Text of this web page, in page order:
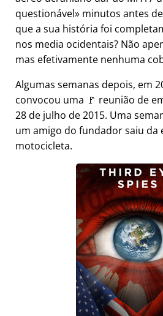
questionável
minutos antes
que a sua história foi
nos media ocidentais? Não
mas efetivamente nenhuma
Algumas semanas depois, em
convocou uma 🚩 reunião de
28 de julho de 2015. Uma
um amigo do fundador saiu da
motocicleta.